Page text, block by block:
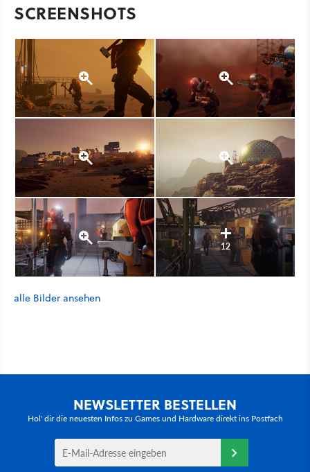
SCREENSHOTS
12
alle Bilder ansehen
NEWSLETTER BESTELLEN
Hol' dir die neuesten Infos zu Games und Hardware direkt ins Postfach